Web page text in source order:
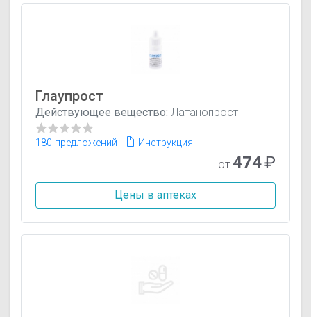
Глаупрост
Действующее вещество: Латанопрост
180 предложений Инструкция
от 474₽
Цены в аптеках